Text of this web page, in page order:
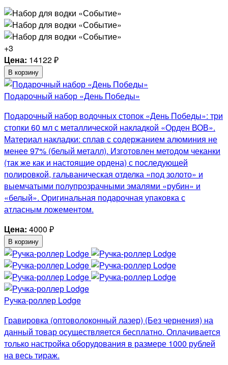
+3
Цена: 14122₽
В корзину
Подарочный набор «День Победы»
Подарочный набор водочных стопок «День Победы»: три
стопки 60 мл с металлической накладкой «Орден ВОВ».
Материал накладки: сплав с содержанием алюминия не
менее 97% (белый металл). Изготовлен методом чеканки
(так же как и настоящие ордена) с последующей
полировкой, гальваническая отделка «под золото» и
выемчатыми полупрозрачными эмалями «рубин» и
«белый». Оригинальная подарочная упаковка с
атласным ложементом.
Цена: 4000 ₽
В корзину
Ручка-роллер Lodge
Гравировка (оптоволоконный лазер) (Без чернения) на
данный товар осуществляется бесплатно. Оплачивается
только настройка оборудования в размере 1000 рублей
на весь тираж.